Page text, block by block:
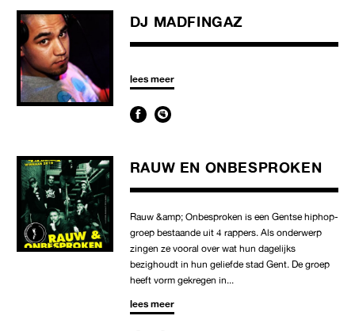
DJ MADFINGAZ
lees meer
RAUW EN ONBESPROKEN
Rauw &amp; Onbesproken is een Gentse hiphop-
groep bestaande uit 4 rappers. Als onderwerp
zingen ze vooral over wat hun dagelijks
bezighoudt in hun geliefde stad Gent. De groep
heeft vorm gekregen in...
lees meer